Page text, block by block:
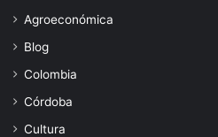
Agroeconómica
Blog
Colombia
Córdoba
Cultura